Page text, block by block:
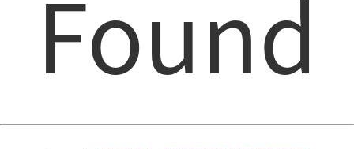
Found